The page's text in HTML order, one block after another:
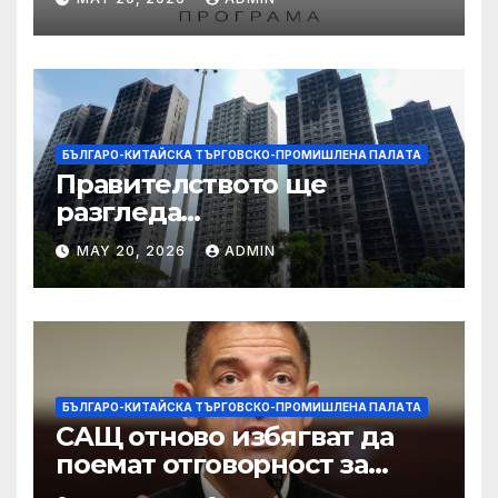
работниците с увреждания
БЪЛГАРО-КИТАЙСКА ТЪРГОВСКО-ПРОМИШЛЕНА ПАЛAТА
Правителството ще
разгледа
застрахователните
претенции на Wang Fuk
Court по план за обратно
изкупуване: Хоп
MAY 20, 2026 ADMIN
БЪЛГАРО-КИТАЙСКА ТЪРГОВСКО-ПРОМИШЛЕНА ПАЛAТА
САЩ отново избягват да
поемат отговорност за
нападението в училище в